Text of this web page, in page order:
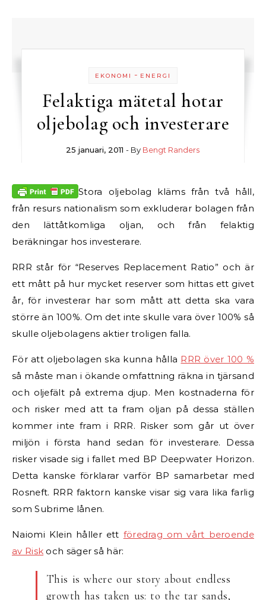
EKONOMI - ENERGI
Felaktiga mätetal hotar
oljebolag och investerare
25 januari, 2011 - By Bengt Randers
Stora oljebolag kläms från två håll,
från resurs nationalism som exkluderar bolagen från
den lättåtkomliga oljan, och från felaktig
beräkningar hos investerare.
RRR står för “Reserves Replacement Ratio” och är
ett mått på hur mycket reserver som hittas ett givet
år, för investerar har som mått att detta ska vara
större än 100%. Om det inte skulle vara över 100% så
skulle oljebolagens aktier troligen falla.
För att oljebolagen ska kunna hålla RRR över 100 %
så måste man i ökande omfattning räkna in tjärsand
och oljefält på extrema djup. Men kostnaderna för
och risker med att ta fram oljan på dessa ställen
kommer inte fram i RRR. Risker som går ut över
miljön i första hand sedan för investerare. Dessa
risker visade sig i fallet med BP Deepwater Horizon.
Detta kanske förklarar varför BP samarbetar med
Rosneft. RRR faktorn kanske visar sig vara lika farlig
som Subrime lånen.
Naiomi Klein håller ett föredrag om vårt beroende
av Risk och säger så här:
This is where our story about endless
growth has taken us: to the tar sands,